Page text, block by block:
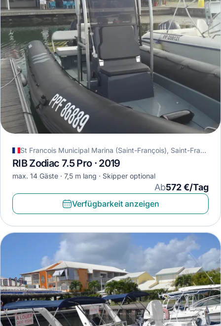
St Francois Municipal Marina (Saint-François), Saint-François, Guadeloupe
RIB Zodiac 7.5 Pro · 2019
max. 14 Gäste 7,5 m lang Skipper optional
Ab572 €/Tag
Verfügbarkeit anzeigen